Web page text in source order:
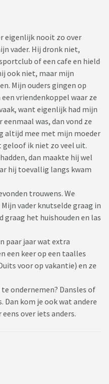
eigenlijk nooit zo over
vader. Hij dronk niet,
of een cafe en hield
ook niet, maar mijn
Mijn ouders gingen op
vriendenkoppel waar ze
want eigenlijk had mijn
was, dan vond ze
altijd mee met mijn moeder
geloof ik niet zo veel uit.
dan maakte hij wel
hij toevallig langs kwam
trouwens. We
vader knutselde graag in
graag het huishouden en las
paar jaar wat extra
een keer op een taalles
voor op vakantie) en ze
ondernemen? Dansles of
Dan kom je ook wat andere
over iets anders.